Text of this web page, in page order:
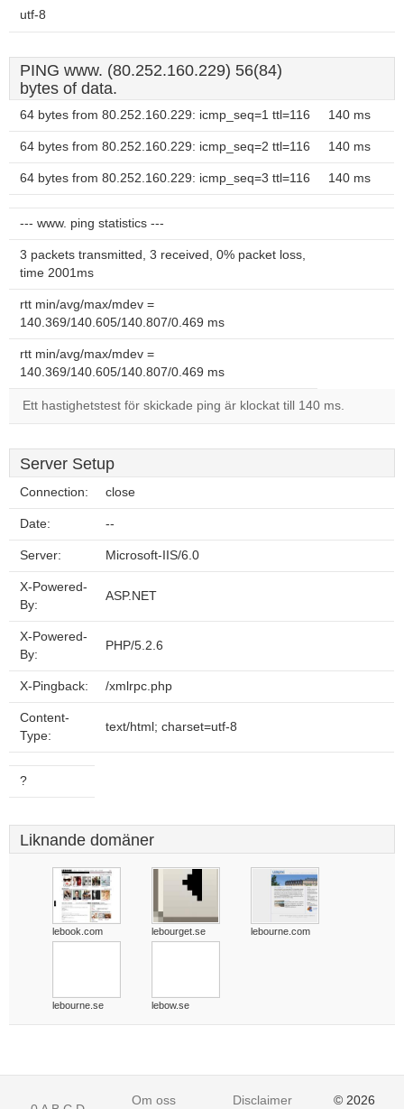
utf-8
PING www. (80.252.160.229) 56(84)
bytes of data.
64 bytes from 80.252.160.229: icmp_seq=1 ttl=116 140 ms
64 bytes from 80.252.160.229: icmp_seq=2 ttl=116 140 ms
64 bytes from 80.252.160.229: icmp_seq=3 ttl=116 140 ms
--- www. ping statistics ---
3 packets transmitted, 3 received, 0% packet loss,
time 2001ms
rtt min/avg/max/mdev =
140.369/140.605/140.807/0.469 ms
rtt min/avg/max/mdev =
140.369/140.605/140.807/0.469 ms
Ett hastighetstest för skickade ping är klockat till 140 ms.
Server Setup
Connection: close
Date: --
Server: Microsoft-IIS/6.0
X-Powered-
By:
ASP.NET
X-Powered-
By:
PHP/5.2.6
X-Pingback: /xmlrpc.php
Content-
Type:
text/html; charset=utf-8
?
Liknande domäner
lebook.com lebourget.se lebourne.com
lebourne.se lebow.se
Om oss Disclaimer © 2026